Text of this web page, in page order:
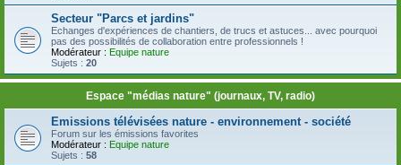
Secteur "Parcs et jardins"
Echanges d'expériences de chantiers, de trucs et astuces... avec pourquoi
pas des possibilités de collaboration entre professionnels !
Modérateur : Equipe nature
Sujets : 20
Espace "médias nature" (journaux, TV, radio)
Emissions télévisées nature - environnement - société
Forum sur les émissions favorites
Modérateur : Equipe nature
Sujets : 58